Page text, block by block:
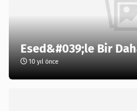
Esed&#039;le Bir
10 yıl önce